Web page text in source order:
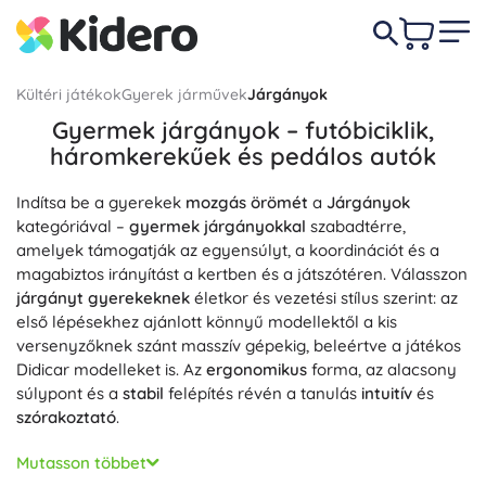
Kültéri játékokGyerek járművekJárgányok
Gyermek járgányok – futóbiciklik,
háromkerekűek és pedálos autók
Indítsa be a gyerekek mozgás örömét a Járgányok
kategóriával – gyermek járgányokkal szabadtérre,
amelyek támogatják az egyensúlyt, a koordinációt és a
magabiztos irányítást a kertben és a játszótéren. Válasszon
járgányt gyerekeknek életkor és vezetési stílus szerint: az
első lépésekhez ajánlott könnyű modellektől a kis
versenyzőknek szánt masszív gépekig, beleértve a játékos
Didicar modelleket is. Az ergonomikus forma, az alacsony
súlypont és a stabil felépítés révén a tanulás intuitív és
szórakoztató.
Ennek a kategóriának a kulcsjellemzői közé tartozik a
könnyű váza könnyű kezelhetőségért, az
Mutasson többet